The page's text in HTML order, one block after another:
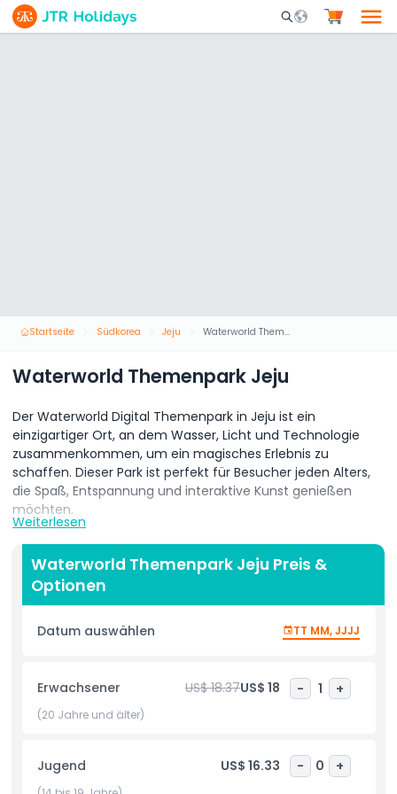
Mobile Search
Startseite Südkorea Jeju Waterworld Themenpark Jeju
Waterworld Themenpark Jeju
Der Waterworld Digital Themenpark in Jeju ist ein
einzigartiger Ort, an dem Wasser, Licht und Technologie
zusammenkommen, um ein magisches Erlebnis zu
schaffen. Dieser Park ist perfekt für Besucher jeden Alters,
die Spaß, Entspannung und interaktive Kunst genießen
möchten.
Beim Betreten treten Sie in eine Welt wasserbezogener
Attraktionen, leuchtender Lichter und traumhafter Klänge
ein. Es gibt 12 einzigartige Themenbereiche, die jeweils
darauf ausgelegt sind, Ihnen ein anderes Erlebnis zu bieten.
bunte Brunnen zur Musik tanzen, und sehen Sie digitale
des Parks bietet etwas Spannendes zum Sehen und
Entdecken.
sicheren und kreativen Umgebung planschen und Spaß
haben können. Paare und Freunde können einen ruhigen
Weiterlesen
Waterworld Themenpark Jeju Preis &
Optionen
Datum auswählen TT MM, JJJJ
Erwachsener US$ 18.37US$ 18 - 1 +
(20 Jahre und älter)
Jugend US$ 16.33 - 0 +